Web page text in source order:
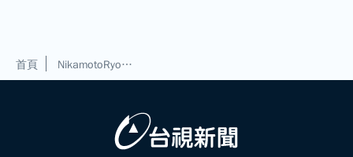
首頁 NikamotoRyosuke